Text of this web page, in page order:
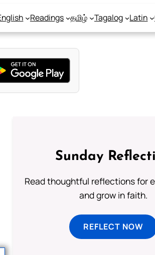
Readings தமிழ் Tagalog Latin
Sunday
Read thoughtful reflections for
and grow in faith.
REFLECT NOW